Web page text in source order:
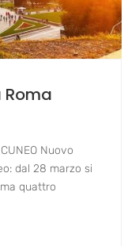
Roma
Nuovo
dal 28 marzo si
quattro